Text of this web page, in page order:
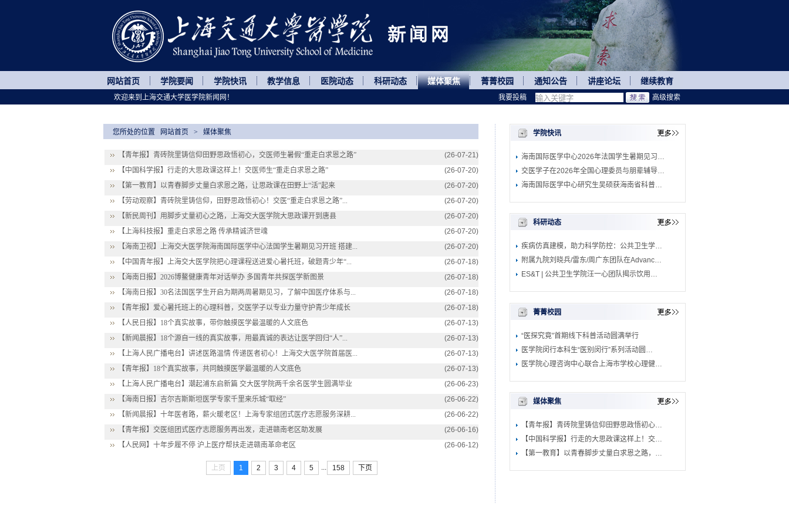
网站首页 学院要闻 学院快讯 教学信息 医院动态 科研动态 媒体聚焦 菁菁校园 通知公告 讲座论坛 继续教育
【青年报】青砖院里铸信仰田野思政悟初心，交医师生暑假“重走白求恩之路”
(26-07-21)
【中国科学报】行走的大思政课这样上！交医师生“重走白求恩之路”
(26-07-20)
【第一教育】以青春脚步丈量白求恩之路，让思政课在田野上“活”起来
(26-07-20)
【劳动观察】青砖院里铸信仰，田野思政悟初心！交医“重走白求恩之路”...
(26-07-20)
【新民周刊】用脚步丈量初心之路，上海交大医学院大思政课开到唐县
(26-07-20)
【上海科技报】重走白求恩之路 传承精诚济世魂
(26-07-20)
【海南卫视】上海交大医学院海南国际医学中心法国学生暑期见习开班 搭建...
(26-07-20)
【中国青年报】上海交大医学院把心理课程送进爱心暑托班，破题青少年“...
(26-07-18)
【海南日报】2026博鳌健康青年对话举办 多国青年共探医学新图景
(26-07-18)
【海南日报】30名法国医学生开启为期两周暑期见习，了解中国医疗体系与...
(26-07-18)
【青年报】爱心暑托班上的心理科普，交医学子以专业力量守护青少年成长
(26-07-18)
【人民日报】18个真实故事，带你触摸医学最温暖的人文底色
(26-07-13)
【新闻晨报】18个源自一线的真实故事，用最真诚的表达让医学回归“人”...
(26-07-13)
【上海人民广播电台】讲述医路温情 传递医者初心！上海交大医学院首届医...
(26-07-13)
【青年报】18个真实故事，共同触摸医学最温暖的人文底色
(26-07-13)
【上海人民广播电台】潮起浦东启新篇 交大医学院两千余名医学生圆满毕业
(26-06-23)
【海南日报】吉尔吉斯斯坦医学专家千里来乐城“取经”
(26-06-22)
【新闻晨报】十年医者路，薪火暖老区！上海专家组团式医疗志愿服务深耕...
(26-06-22)
【青年报】交医组团式医疗志愿服务再出发，走进赣南老区助发展
(26-06-16)
【人民网】十年步履不停 沪上医疗帮扶走进赣南革命老区
(26-06-12)
上页 1 2 3 4 5 ... 158 下页
高级搜索
学院快讯
海南国际医学中心2026年法国学生暑期见习…
交医学子在2026年全国心理委员与朋辈辅导…
海南国际医学中心研究生吴硕获海南省科普…
科研动态
疾病仿真建模，助力科学防控：公共卫生学…
附属九院刘晓兵/雷东/周广东团队在Advanc…
ES&T | 公共卫生学院汪一心团队揭示饮用…
菁菁校园
“医探究竟”首期线下科普活动圆满举行
医学院闵行本科生“医别闵行”系列活动圆…
医学院心理咨询中心联合上海市学校心理健…
媒体聚焦
【青年报】青砖院里铸信仰田野思政悟初心…
【中国科学报】行走的大思政课这样上！交…
【第一教育】以青春脚步丈量白求恩之路，…
您所处的位置 网站首页 > 媒体聚焦
欢迎来到上海交通大学医学院新闻网！ 我要投稿